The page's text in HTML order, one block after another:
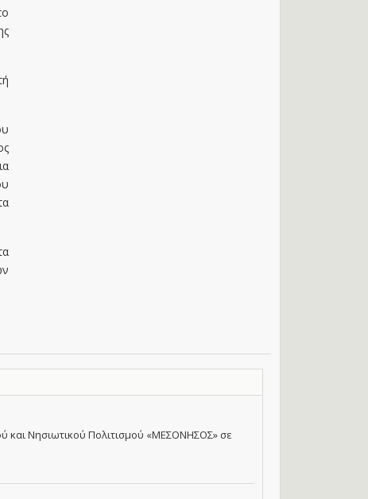
και Νησιωτικού Πολιτισμού «ΜΕΣΟΝΗΣΟΣ» σε